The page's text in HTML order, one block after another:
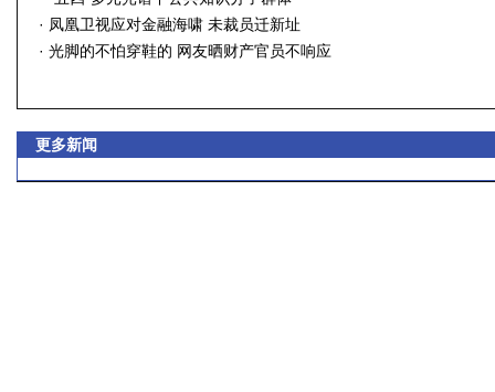
· 凤凰卫视应对金融海啸 未裁员迁新址
· 光脚的不怕穿鞋的 网友晒财产官员不响应
更多新闻